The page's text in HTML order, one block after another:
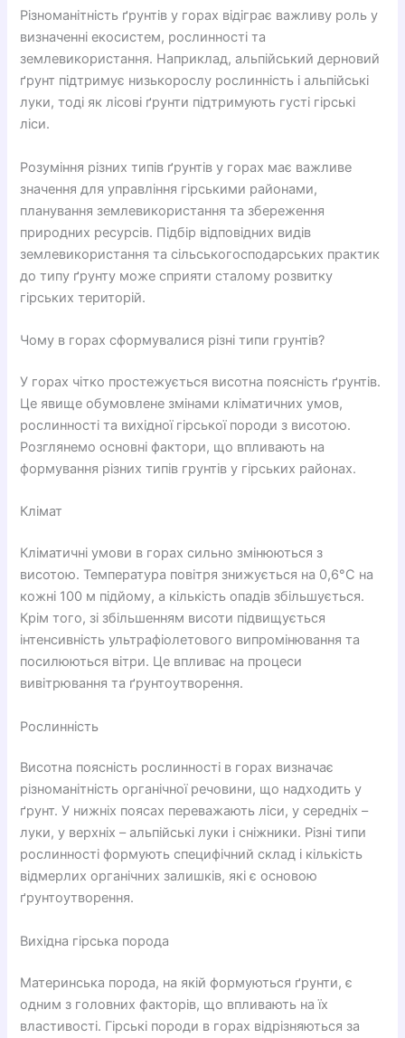
Різноманітність ґрунтів у горах відіграє важливу роль у
визначенні екосистем, рослинності та
землевикористання. Наприклад, альпійський дерновий
ґрунт підтримує низькорослу рослинність і альпійські
луки, тоді як лісові ґрунти підтримують густі гірські
ліси.
Розуміння різних типів ґрунтів у горах має важливе
значення для управління гірськими районами,
планування землевикористання та збереження
природних ресурсів. Підбір відповідних видів
землевикористання та сільськогосподарських практик
до типу ґрунту може сприяти сталому розвитку
гірських територій.
Чому в горах сформувалися різні типи грунтів?
У горах чітко простежується висотна поясність ґрунтів.
Це явище обумовлене змінами кліматичних умов,
рослинності та вихідної гірської породи з висотою.
Розглянемо основні фактори, що впливають на
формування різних типів грунтів у гірських районах.
Клімат
Кліматичні умови в горах сильно змінюються з
висотою. Температура повітря знижується на 0,6°C на
кожні 100 м підйому, а кількість опадів збільшується.
Крім того, зі збільшенням висоти підвищується
інтенсивність ультрафіолетового випромінювання та
посилюються вітри. Це впливає на процеси
вивітрювання та ґрунтоутворення.
Рослинність
Висотна поясність рослинності в горах визначає
різноманітність органічної речовини, що надходить у
ґрунт. У нижніх поясах переважають ліси, у середніх –
луки, у верхніх – альпійські луки і сніжники. Різні типи
рослинності формують специфічний склад і кількість
відмерлих органічних залишків, які є основою
ґрунтоутворення.
Вихідна гірська порода
Материнська порода, на якій формуються ґрунти, є
одним з головних факторів, що впливають на їх
властивості. Гірські породи в горах відрізняються за